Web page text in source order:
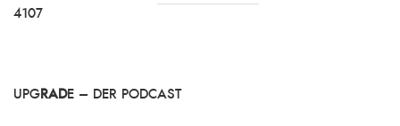
4107
UPG RADE – DER PODCAST